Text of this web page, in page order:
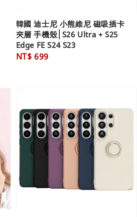
韓國 迪士尼 小熊維尼 磁吸插卡
夾層 手機殼│S26 Ultra + S25
Edge FE S24 S23
Regular
NT$ 699